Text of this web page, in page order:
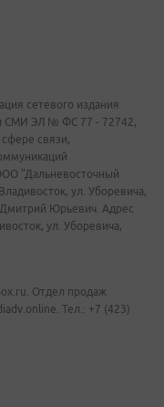
сетевого издания
СМИ ЭЛ № ФС 77 - 72742,
связи,
"Дальневосточный
ул. Уборевича,
Юрьевич. Адрес
ул. Уборевича,
Отдел продаж
Тел.: +7 (423)